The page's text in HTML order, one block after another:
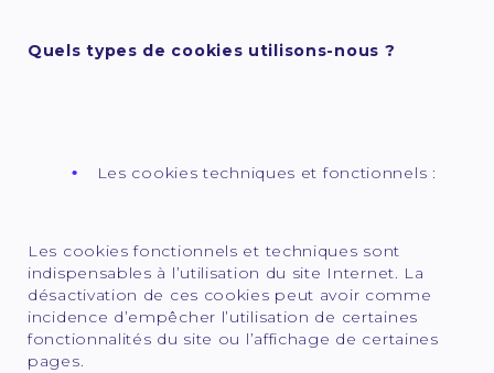
Quels types de cookies utilisons-nous ?
Les cookies techniques et fonctionnels :
Les cookies fonctionnels et techniques sont
indispensables à l’utilisation du site Internet. La
désactivation de ces cookies peut avoir comme
incidence d’empêcher l’utilisation de certaines
fonctionnalités du site ou l’affichage de certaines
pages.